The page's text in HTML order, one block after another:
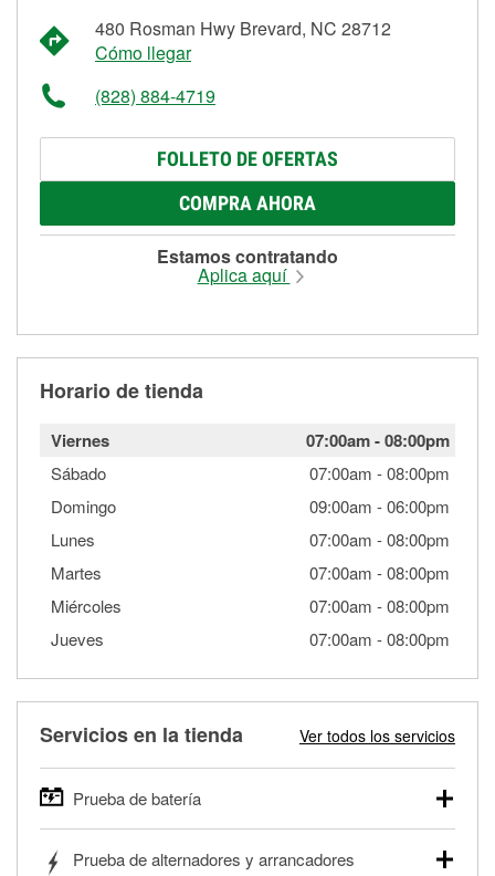
480 Rosman Hwy Brevard, NC 28712
Cómo llegar
(828) 884-4719
FOLLETO DE OFERTAS
COMPRA AHORA
Estamos contratando
Aplica aquí
Horario de tienda
Viernes 07:00am-08:00pm
Sábado 07:00am -08:00pm
Domingo
09:00am -06:00pm
Lunes
07:00am -08:00pm
Martes
07:00am -08:00pm
Miércoles
07:00am -08:00pm
Jueves
07:00am -08:00pm
Servicios en la tienda Ver todos los servicios
Prueba de batería
autos, camionetas, SUVs, vehículos comerciales y
Prueba de alternadores y arrancadores